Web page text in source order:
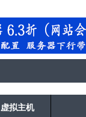
虚拟主机